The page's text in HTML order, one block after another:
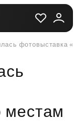
фотовыставка
местам